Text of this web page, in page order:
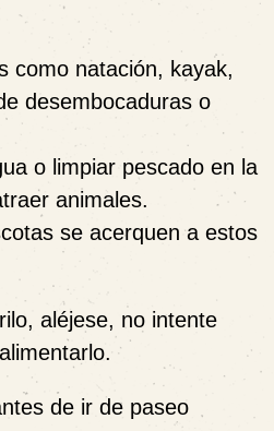
como natación, kayak,
desembocaduras o
o limpiar pescado en la
animales.
se acerquen a estos
aléjese, no intente
de ir de paseo